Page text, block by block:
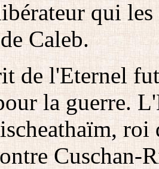
qui
Caleb.
de l'Eternel
la guerre.
Cuschan-